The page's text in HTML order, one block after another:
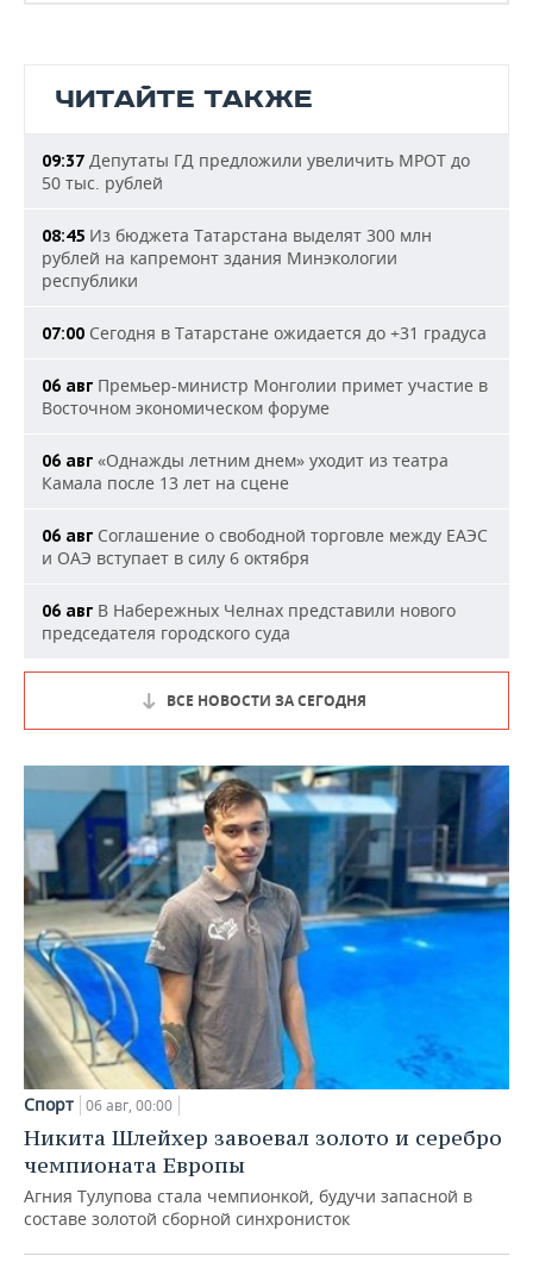
ЧИТАЙТЕ ТАКЖЕ
09:37 Депутаты ГД предложили увеличить МРОТ до
50 тыс. рублей
08:45 Из бюджета Татарстана выделят 300 млн
рублей на капремонт здания Минэкологии
республики
07:00 Сегодня в Татарстане ожидается до +31 градуса
06 авг Премьер-министр Монголии примет участие в
Восточном экономическом форуме
06 авг «Однажды летним днем» уходит из театра
Камала после 13 лет на сцене
06 авг Соглашение о свободной торговле между ЕАЭС
и ОАЭ вступает в силу 6 октября
06 авг В Набережных Челнах представили нового
председателя городского суда
ВСЕ НОВОСТИ ЗА СЕГОДНЯ
Спорт 06 авг, 00:00
Никита Шлейхер завоевал золото и серебро
чемпионата Европы
Агния Тулупова стала чемпионкой, будучи запасной в
составе золотой сборной синхронисток